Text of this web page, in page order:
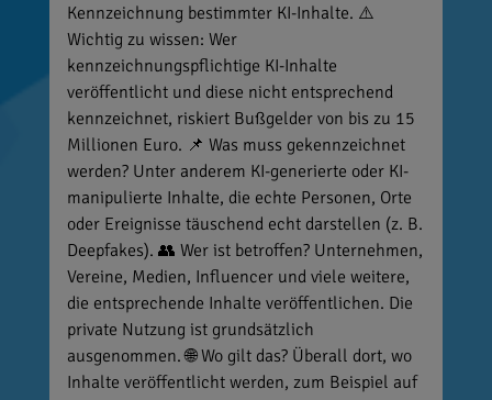
Kennzeichnung bestimmter KI-Inhalte. ⚠️
Wichtig zu wissen: Wer
kennzeichnungspflichtige KI-Inhalte
veröffentlicht und diese nicht entsprechend
kennzeichnet, riskiert Bußgelder von bis zu 15
Millionen Euro. 📌 Was muss gekennzeichnet
werden? Unter anderem KI-generierte oder KI-
manipulierte Inhalte, die echte Personen, Orte
oder Ereignisse täuschend echt darstellen (z. B.
Deepfakes). 👥 Wer ist betroffen? Unternehmen,
Vereine, Medien, Influencer und viele weitere,
die entsprechende Inhalte veröffentlichen. Die
private Nutzung ist grundsätzlich
ausgenommen. 🌐 Wo gilt das? Überall dort, wo
Inhalte veröffentlicht werden, zum Beispiel auf